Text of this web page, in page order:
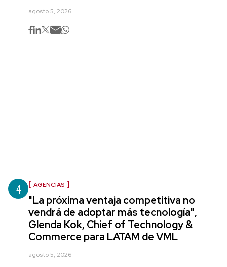
agosto 5, 2026
4 AGENCIAS
"La próxima ventaja competitiva no
vendrá de adoptar más tecnología",
Glenda Kok, Chief of Technology &
Commerce para LATAM de VML
agosto 5, 2026